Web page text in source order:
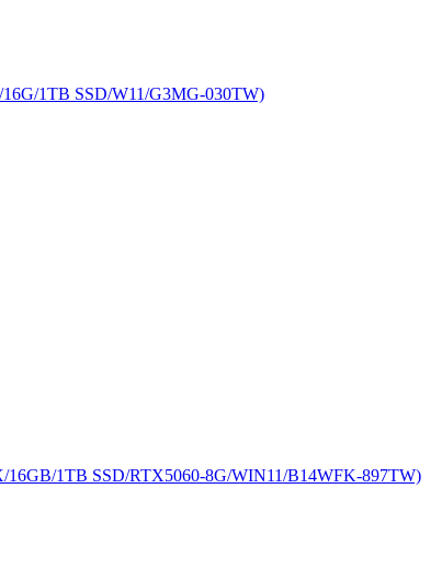
1TB SSD/W11/G3MG-030TW)
1TB SSD/RTX5060-8G/WIN11/B14WFK-897TW)